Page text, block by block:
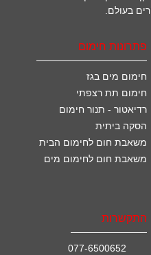
בעולם.
פתרונות חימום
חימום מים בגז
חימום תת רצפתי
רדיאטור - תנור חימום
הסקה ביתית
משאבת חום לחימום הבית
משאבת חום לחימום מים
התקשרות
077-6500652